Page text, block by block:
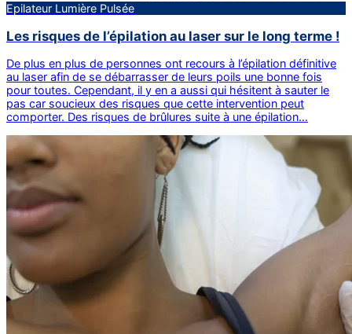
Epilateur Lumière Pulsée
Les risques de l’épilation au laser sur le long terme !
De plus en plus de personnes ont recours à l’épilation définitive
au laser afin de se débarrasser de leurs poils une bonne fois
pour toutes. Cependant, il y en a aussi qui hésitent à sauter le
pas car soucieux des risques que cette intervention peut
comporter. Des risques de brûlures suite à une épilation…